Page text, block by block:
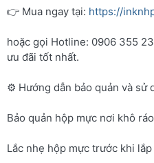
👉 Mua ngay tại: https://
hoặc gọi Hotline: 0906 355
ưu đãi tốt nhất.
⚙️ Hướng dẫn bảo quản và sử
Bảo quản hộp mực nơi khô
Lắc nhẹ hộp mực trước khi